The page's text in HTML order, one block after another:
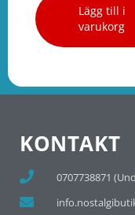
Lägg till i
varukorg
KONTAKT
0707738871